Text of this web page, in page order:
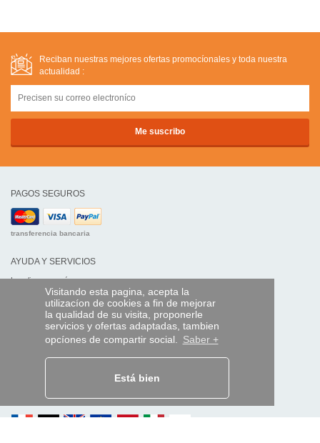
Visitando esta pagina, acepta la
utilizacíon de cookies a fin de mejorar
la qualidad de su visita, proponerle
servicios y ofertas adaptadas, tambien
opcíones de compartir social. Saber +
Está bien
Reciban nuestras mejores ofertas promocíonales y toda nuestra
actualidad :
PAGOS SEGUROS
transferencia bancaria
AYUDA Y SERVICIOS
Localice su envío
MANDO EXPRESS
¿Quiénes somos?
Información legal
Datos personales
Y EN EL MUNDO: